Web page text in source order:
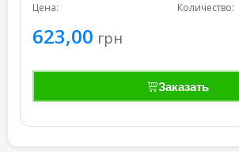
Цена:
623,00 грн
Количество:
Заказать